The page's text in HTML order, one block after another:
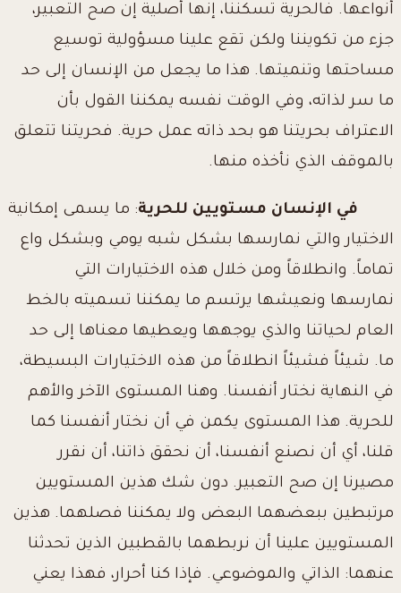
أنواعها. فالحرية تسكننا، إنها أصلية إن صح التعبير،
جزء من تكويننا ولكن تقع علينا مسؤولية توسيع
مساحتها وتنميتها. هذا ما يجعل من الإنسان إلى حد
ما سر لذاته، وفي الوقت نفسه يمكننا القول بأن
الاعتراف بحريتنا هو بحد ذاته عمل حرية. فحريتنا تتعلق
بالموقف الذي نأخذه منها.
في الإنسان مستويين للحرية: ما يسمى إمكانية
الاختيار والتي نمارسها بشكل شبه يومي وبشكل واع
تماماً. وانطلاقاً ومن خلال هذه الاختيارات التي
نمارسها ونعيشها يرتسم ما يمكننا تسميته بالخط
العام لحياتنا والذي يوجهها ويعطيها معناها إلى حد
ما. شيئاً فشيئاً انطلاقاً من هذه الاختيارات البسيطة،
في النهاية نختار أنفسنا. وهنا المستوى الآخر والأهم
للحرية. هذا المستوى يكمن في أن نختار أنفسنا كما
قلنا، أي أن نصنع أنفسنا، أن نحقق ذاتنا، أن نقرر
مصيرنا إن صح التعبير. دون شك هذين المستويين
مرتبطين ببعضهما البعض ولا يمكننا فصلهما. هذين
المستويين علينا أن نربطهما بالقطبين الذين تحدثنا
عنهما: الذاتي والموضوعي. فإذا كنا أحرار، فهذا يعني